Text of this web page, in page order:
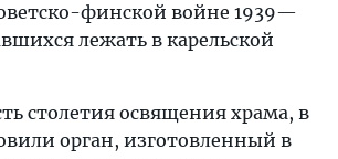
финской войне 1939—
лежать в карельской
столетия освящения храма, в
орган, изготовленный в